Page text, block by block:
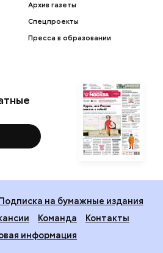
Архив газеты
Спецпроекты
Пресса в образовании
на бумажные издания
Команда
Контакты
информация